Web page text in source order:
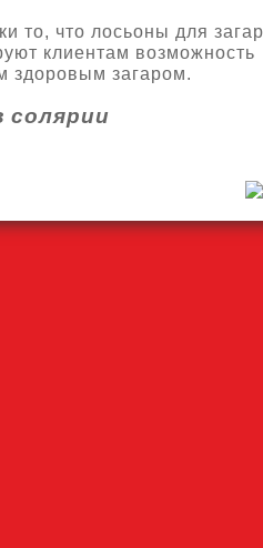
то, что лосьоны для
клиентам возможность
здоровым загаром.
солярии